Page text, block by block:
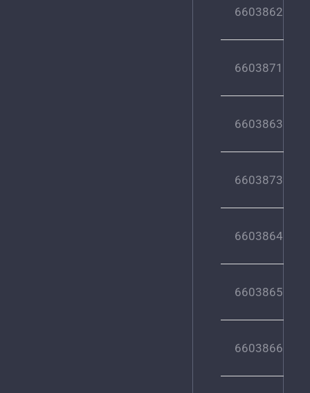
6603862
6603871
6603863
6603873
6603864
6603865
6603866